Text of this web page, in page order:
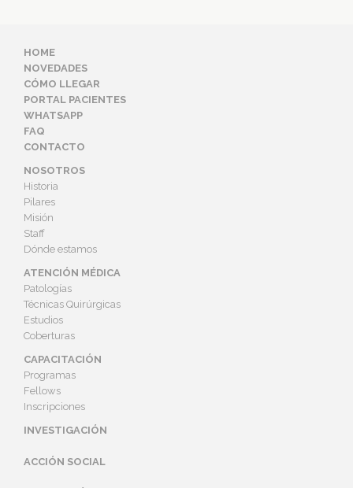
HOME
NOVEDADES
CÓMO LLEGAR
PORTAL PACIENTES
WHATSAPP
FAQ
CONTACTO
NOSOTROS
Historia
Pilares
Misión
Staff
Dónde estamos
ATENCIÓN MÉDICA
Patologías
Técnicas Quirúrgicas
Estudios
Coberturas
CAPACITACIÓN
Programas
Fellows
Inscripciones
INVESTIGACIÓN
ACCIÓN SOCIAL